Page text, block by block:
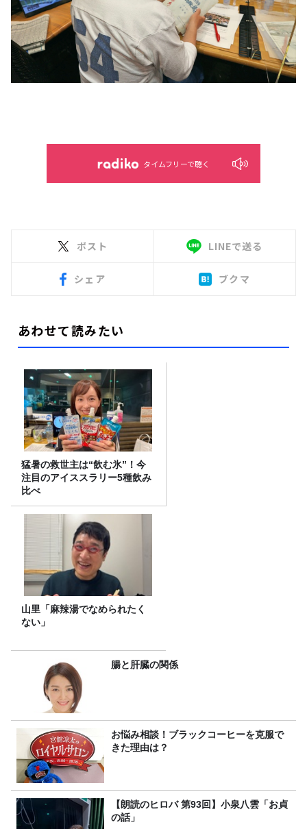
タイムフリーで聴く
ポスト LINEで送る
シェア ブクマ
あわせて読みたい
猛暑の救世主は“飲む氷”！今
注目のアイススラリー5種飲み
比べ
山里「麻辣湯でなめられたく
ない」
腸と肝臓の関係
お悩み相談！ブラックコーヒーを克服で
きた理由は？
【朗読のヒロバ 第93回】小泉八雲「お貞
の話」